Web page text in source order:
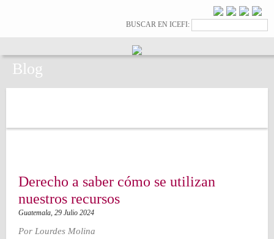
principalFormulario de
búsqueda
BUSCAR EN ICEFI:
Blog
Derecho a saber cómo se utilizan
nuestros recursos
Guatemala, 29 Julio 2024
Por Lourdes Molina